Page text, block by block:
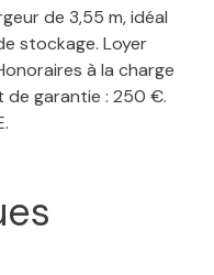
de 3,55 m, idéal
stockage. Loyer
à la charge
de garantie : 250 €.